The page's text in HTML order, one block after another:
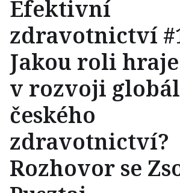
Efektivní
zdravotnictví
Jakou roli
v rozvoji
českého
zdravotnictví?
Rozhovor se